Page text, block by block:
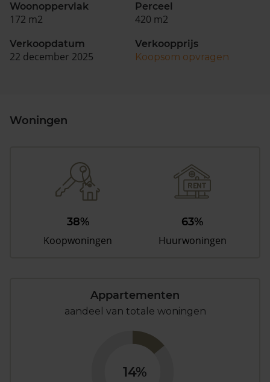
Woonoppervlak
172 m2
Perceel
420 m2
Verkoopdatum
22 december 2025
Verkoopprijs
Koopsom opvragen
Woningen
38%
Koopwoningen
63%
Huurwoningen
Appartementen
aandeel van totale woningen
14%